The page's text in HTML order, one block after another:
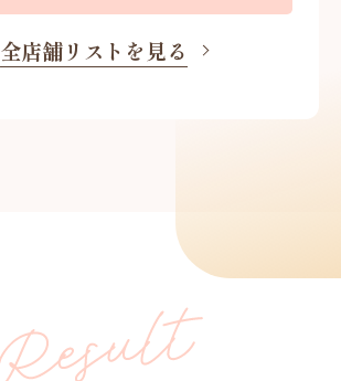
全店舗リストを見る